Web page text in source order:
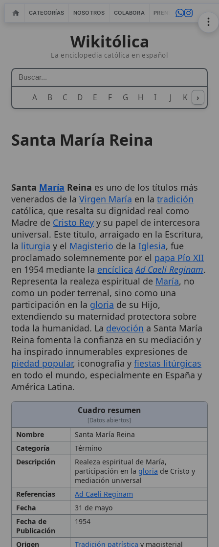
CATEGORÍAS NOSOTROS COLABORA PRENSA WEBMASTERS
Wikitólica
La enciclopedia católica en español
A B C D E F G H I J K L M
›
católica, que resalta su dignidad real como
Madre deCristo Reyy su papel de intercesora
universal. Este título, arraigado en la Escritura,
laliturgiay elMagisterio de laIglesia , fue
proclamado solemnemente por el papa Pío XII
en 1954 mediante laencíclica Ad Caeli Reginam
Representa la realeza espiritual deMaría, no
como un poder terrenal, sino como una
participación en la
gloriade su Hijo,
extendiendo su maternidad protectora sobre
toda la humanidad. Ladevocióna Santa María
Reina fomenta la confianza en su mediación y
ha inspirado innumerables expresiones de
piedad popular, iconografía yfiestas litúrgicas
en todo el mundo, especialmente en España y
América Latina.
Cuadro resumen
[Datos abiertos]
Término
Realeza espiritual de María,
participación en lagloriade Cristo y
mediación universal
Referencias
Ad Caeli Reginam
Fecha 31 de mayo
1954
Origen Tradición patrísticay magisterial
Personas
relacionadas
Pío XII
Tipo